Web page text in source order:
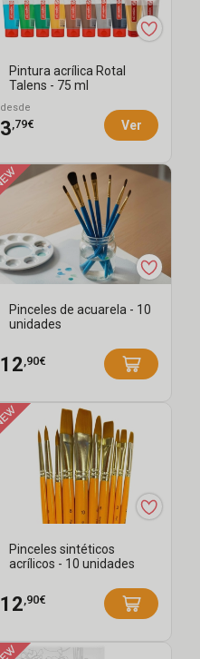
Pintura acrílica Rotal
Talens - 75 ml
desde
3 ,79€ Ver
Pinceles de acuarela - 10
unidades
12 ,90€
Pinceles sintéticos
acrílicos - 10 unidades
12 ,90€